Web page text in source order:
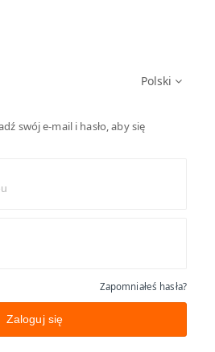
online stworzone
publikacją ofert, oszczędność czasu i
Polski
swój e-mail i hasło, aby się
Zapomniałeś hasła?
Zaloguj się